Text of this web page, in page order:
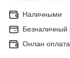
Наличными
Безналичный
Онлан